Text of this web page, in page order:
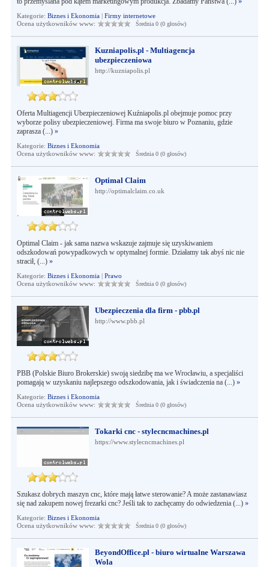
Kategorie: Biznes i Ekonomia| Firmy internetowe
Ocena użytkowników www:
Średnia 0 (0 głosów)
Kuzniapolis.pl - Multiagencja
ubezpieczeniowa
http://kuzniapolis.pl
Oferta Multiagencji Ubezpieczeniowej Kuźniapolis.pl obejmuje pomoc przy
wyborze polisy ubezpieczeniowej. Firma ma swoje biuro w Poznaniu, gdzie
zaprasza (...) »
Kategorie: Biznes i Ekonomia
Ocena użytkowników www:
Średnia 0 (0 głosów)
Optimal Claim
http://optimalclaim.co.uk
Optimal Claim - jak sama nazwa wskazuje zajmuje się uzyskiwaniem
odszkodowań powypadkowych w optymalnej formie. Działamy tak abyś nic nie
stracił, (...) »
Kategorie: Biznes i Ekonomia| Prawo
Ocena użytkowników www:
Średnia 0 (0 głosów)
Ubezpieczenia dla firm - pbb.pl
http://www.pbb.pl
PBB (Polskie Biuro Brokerskie) swoją siedzibę ma we Wrocławiu, a specjaliści
pomagają w uzyskaniu najlepszego odszkodowania, jak i świadczenia na (...) »
Kategorie: Biznes i Ekonomia
Ocena użytkowników www:
Średnia 0 (0 głosów)
Tokarki cnc - stylecncmachines.pl
https://www.stylecncmachines.pl
Szukasz dobrych maszyn cnc, które mają łatwe sterowanie? A może zastanawiasz
się nad zakupem nowej frezarki cnc? Jeśli tak to zachęcamy do odwiedzenia (...) »
Kategorie: Biznes i Ekonomia
Ocena użytkowników www:
Średnia 0 (0 głosów)
BeyondOffice.pl - biuro wirtualne Warszawa
Wola